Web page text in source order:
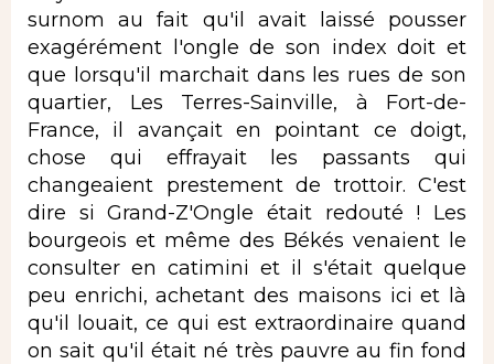
surnom au fait qu'il avait laissé pousser
exagérément l'ongle de son index doit et
que lorsqu'il marchait dans les rues de son
quartier, Les Terres-Sainville, à Fort-de-
France, il avançait en pointant ce doigt,
chose qui effrayait les passants qui
changeaient prestement de trottoir. C'est
dire si Grand-Z'Ongle était redouté ! Les
bourgeois et même des Békés venaient le
consulter en catimini et il s'était quelque
peu enrichi, achetant des maisons ici et là
qu'il louait, ce qui est extraordinaire quand
on sait qu'il était né très pauvre au fin fond